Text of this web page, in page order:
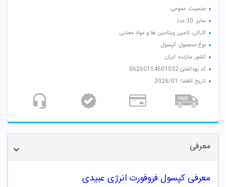
جنسیت: عمومی
سایز: 30 عدد
کارائی: تامین ویتامین ها و مواد معدنی
نوع محصول: کپسول
کشور سازنده: ایران
کد بهداشتی:06260154601032
تاریخ انقضا: 2026/01
معرفی
معرفی کپسول فروفورت انرژی عبیدی